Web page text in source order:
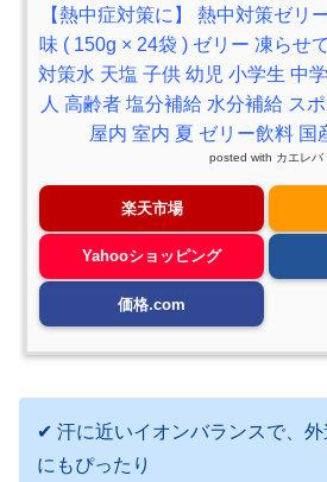
【熱中症対策に】 熱中対策ゼリ
味 ( 150g × 24袋 ) ゼリー 凍らせ
対策水 天塩 子供 幼児 小学生 中
人 高齢者 塩分補給 水分補給 ス
屋内 室内 夏 ゼリー飲料 国
posted with カエレバ
楽天市場
Yahooショッピング
価格.com
✔ 汗に近いイオンバランスで、
にもぴったり